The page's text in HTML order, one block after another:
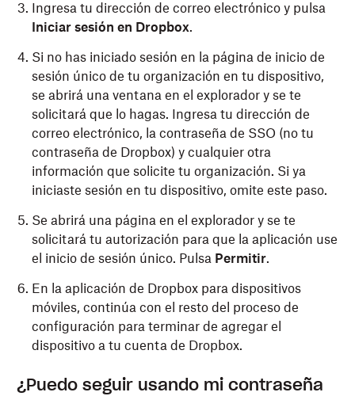
Ingresa tu dirección de correo electrónico y pulsa
Iniciar sesión en Dropbox.
Si no has iniciado sesión en la página de inicio de
sesión único de tu organización en tu dispositivo,
se abrirá una ventana en el explorador y se te
solicitará que lo hagas. Ingresa tu dirección de
correo electrónico, la contraseña de SSO (no tu
contraseña de Dropbox) y cualquier otra
información que solicite tu organización. Si ya
iniciaste sesión en tu dispositivo, omite este paso.
Se abrirá una página en el explorador y se te
solicitará tu autorización para que la aplicación use
el inicio de sesión único. Pulsa Permitir.
En la aplicación de Dropbox para dispositivos
móviles, continúa con el resto del proceso de
configuración para terminar de agregar el
dispositivo a tu cuenta de Dropbox.
¿Puedo seguir usando mi contraseña